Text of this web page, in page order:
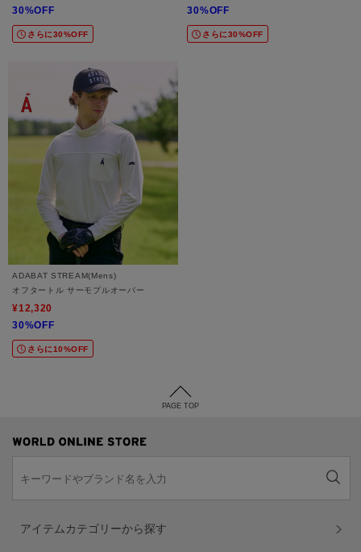
30%OFF
さらに30%OFF
30%OFF
さらに30%OFF
ADABAT STREAM(Mens)
オフタートル サーモプルオーバー
¥12,320
30%OFF
さらに10%OFF
PAGE TOP
アイテムカテゴリーから探す